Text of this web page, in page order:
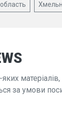
за умови